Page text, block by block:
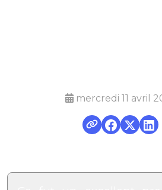
mercredi 11 avril